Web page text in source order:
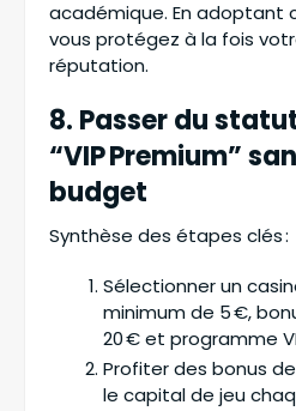
académique. En adoptant
vous protégez à la fois
réputation.
8. Passer du
“VIP Premium”
budget
Synthèse des étapes clés :
Sélectionner un
minimum de 5 €,
20 € et programme
Profiter des bonus
le capital de jeu